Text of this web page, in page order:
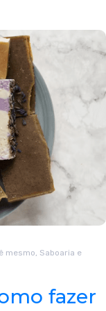
mesmo, Saboaria e
fazer